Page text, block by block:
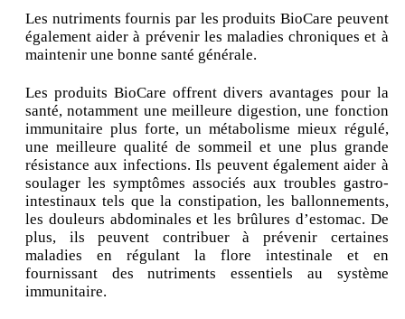
Les nutriments fournis par les produits BioCare peuvent
également aider à prévenir les maladies chroniques et à
maintenir une bonne santé générale.
Les produits BioCare offrent divers avantages pour la
santé, notamment une meilleure digestion, une fonction
immunitaire plus forte, un métabolisme mieux régulé,
une meilleure qualité de sommeil et une plus grande
résistance aux infections. Ils peuvent également aider à
soulager les symptômes associés aux troubles gastro-
intestinaux tels que la constipation, les ballonnements,
les douleurs abdominales et les brûlures d’estomac. De
plus, ils peuvent contribuer à prévenir certaines
maladies en régulant la flore intestinale et en
fournissant des nutriments essentiels au système
immunitaire.